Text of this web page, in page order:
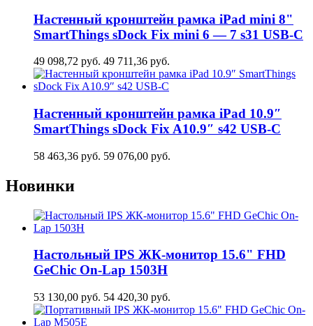
Настенный кронштейн рамка iPad mini 8"
SmartThings sDock Fix mini 6 — 7 s31 USB-C
49 098,72 руб. 49 711,36 руб.
Настенный кронштейн рамка iPad 10.9″
SmartThings sDock Fix A10.9″ s42 USB-C
58 463,36 руб. 59 076,00 руб.
Новинки
Настольный IPS ЖК-монитор 15.6" FHD
GeСhic On-Lap 1503H
53 130,00 руб. 54 420,30 руб.